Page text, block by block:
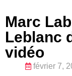
Marc
Leblanc
vidéo
février 7,